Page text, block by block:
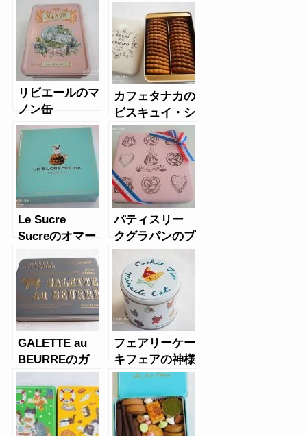
リビエールのマ
ノン缶
カフェタナカの
ビスキュイ・シ
ンプリテ缶
Le Sucre
Sucreのオマー
クッキー）缶
パティスリー
クグラパンのプ
ティフール缶
GALETTE au
BEURREのガ
レット オ ブー
ル(アソート
缶）
フェアリーケー
キフェアの神様
のいたずら 猫
クッキー缶